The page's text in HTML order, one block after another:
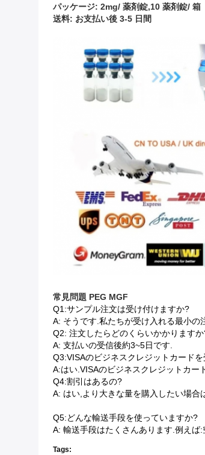
パッケージ: 2mg/ 薬剤錠,10 薬剤錠/ 箱
送料: お支払い後 3-5 日間
常見問題 PEG MGF
Q1:サンプル注文は受け付けますか?
A: そうです.私たちが受け入れる最小の
Q2: 注文したらどのくらいかかります
A: 支払いの受信後約3~5日です.
Q3:VISAのビジネスクレジットカード
A:はい.VISAのビジネスクレジットカー
Q4:割引はあるの?
A: はい,より大きな量を購入したい場合
Q5:どんな輸送手段を使っていますか?
A: 輸送手段はたくさんあります.例えば
Tags: